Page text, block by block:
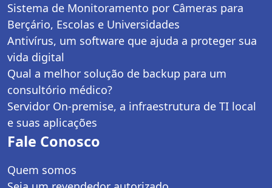
Sistema de Monitoramento por Câmeras para
Berçário, Escolas e Universidades
Antivírus, um software que ajuda a proteger sua
vida digital
Qual a melhor solução de backup para um
consultório médico?
Servidor On-premise, a infraestrutura de TI local
e suas aplicações
Fale Conosco
Quem somos